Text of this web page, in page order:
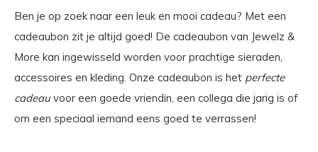
Ben je op zoek naar een leuk en mooi cadeau? Met een
cadeaubon zit je altijd goed! De cadeaubon van Jewelz &
More kan ingewisseld worden voor prachtige sieraden,
accessoires en kleding. Onze cadeaubon is het perfecte
cadeauvoor een goede vriendin, een collega die jarig is of
om een speciaal iemand eens goed te verrassen!